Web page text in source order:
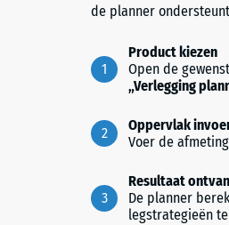
de planner
Product kiezen
Open de
„Verlegging
Oppervlak
Voer de
Resultaat
De planner
legstrategieën